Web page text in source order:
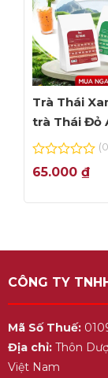
Trà Thái
trà Thái Đỏ
thơm ngon,
0
out
5
65.000 ₫
CÔNG TY
Mã Số Thuế:
Địa chỉ:Thôn
Việt Nam